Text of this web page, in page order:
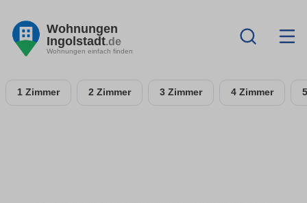
Wohnungen
Ingolstadt.de
Wohnungen einfach finden
1 Zimmer 2 Zimmer 3 Zimmer 4 Zimmer